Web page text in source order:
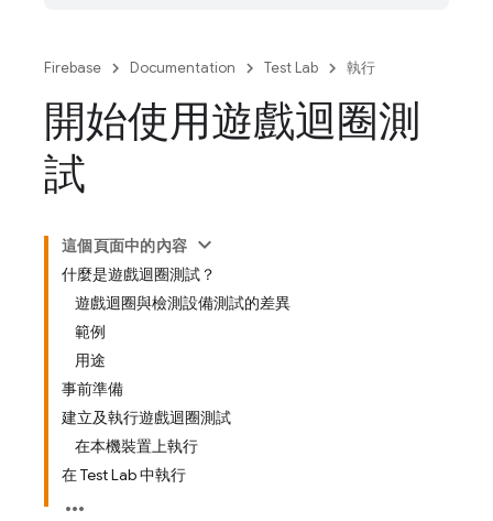
Firebase Documentation Test Lab 執行
開始使用遊戲迴圈測
試
這個頁面中的內容
什麼是遊戲迴圈測試？
遊戲迴圈與檢測設備測試的差異
範例
用途
事前準備
建立及執行遊戲迴圈測試
在本機裝置上執行
在 Test Lab 中執行